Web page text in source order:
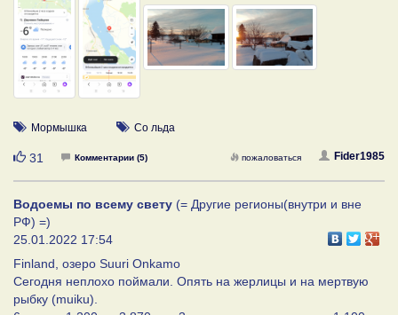
Мормышка Со льда
Нравится
31 Комментарии (5) Fider1985
пожаловаться
Водоемы по всему свету (= Другие регионы(внутри и вне
РФ) =)
25.01.2022 17:54
Finland, озеро Suuri Onkamo
Сегодня неплохо поймали. Опять на жерлицы и на мертвую
рыбку (muiku).